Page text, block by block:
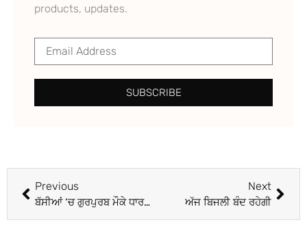
products, updates.
SUBSCRIBE
Previous
ਬੱਸੀਆਂ ‘ਚ ਗੁਰਪੁਰਬ ਮੌਕੇ ਧਾਰਮਿਕ ਸਮਾਗਮ ਕਰਵਾਇਆ
Next
ਅੱਜ ਬਿਜਲੀ ਬੰਦ ਰਹੇਗੀ